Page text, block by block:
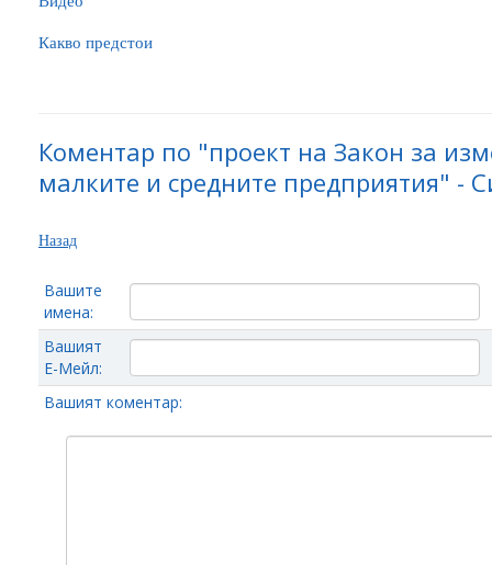
Какво предстои
Коментар по "проект на Закон за
малките и средните предприятия" -
Назад
Вашите
имена:
Вашият
Е-Мейл:
Вашият коментар: